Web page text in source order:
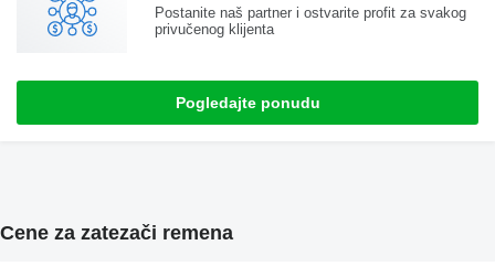
Postanite naš partner i ostvarite profit za svakog
privučenog klijenta
Pogledajte ponudu
Cene za zatezači remena